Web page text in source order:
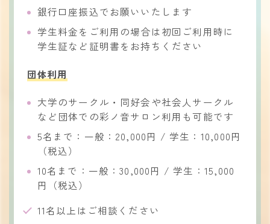
銀行口座振込でお願いいたします
学生料金をご利用の場合は初回ご利用時に
学生証など証明書をお持ちください
団体利用
大学のサークル・同好会や社会人サークル
など団体での彩ノ音サロン利用も可能です
5名まで：一般：20,000円 / 学生：10,000円
（税込）
10名まで：一般：30,000円 / 学生：15,000
円（税込）
11名以上はご相談ください